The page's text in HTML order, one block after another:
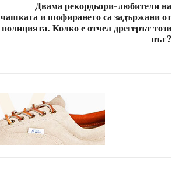
Двама рекордьори-любители на
чашката и шофирането са задържани от
полицията. Колко е отчел дрегерът този
път?